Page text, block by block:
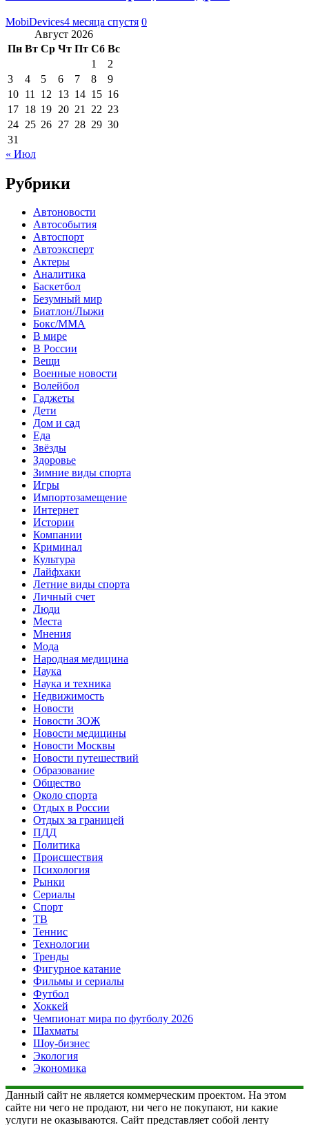
MobiDevices4 месяца спустя 0
Август 2026
Пн Вт Ср Чт Пт Сб Вс
1
2
3
4 5 6 7 8
9
10 11 12 13 14 15 16
17 18 19 20 21 22 23
24 25 26 27 28 29 30
31
« Июл
Рубрики
Автоновости
Автособытия
Автоспорт
Автоэксперт
Актеры
Аналитика
Баскетбол
Безумный мир
Биатлон/Лыжи
Бокс/MMA
В мире
В России
Вещи
Военные новости
Волейбол
Гаджеты
Дети
Дом и сад
Еда
Звёзды
Здоровье
Зимние виды спорта
Игры
Импортозамещение
Интернет
Истории
Компании
Криминал
Культура
Лайфхаки
Летние виды спорта
Личный счет
Люди
Места
Мнения
Мода
Народная медицина
Наука
Наука и техника
Недвижимость
Новости
Новости ЗОЖ
Новости медицины
Новости Москвы
Новости путешествий
Образование
Общество
Около спорта
Отдых в России
Отдых за границей
ПДД
Политика
Происшествия
Психология
Рынки
Сериалы
Спорт
ТВ
Теннис
Технологии
Тренды
Фигурное катание
Фильмы и сериалы
Футбол
Хоккей
Чемпионат мира по футболу 2026
Шахматы
Шоу-бизнес
Экология
Экономика
Данный сайт не является коммерческим проектом. На этом
сайте ни чего не продают, ни чего не покупают, ни какие
услуги не оказываются. Сайт представляет собой ленту